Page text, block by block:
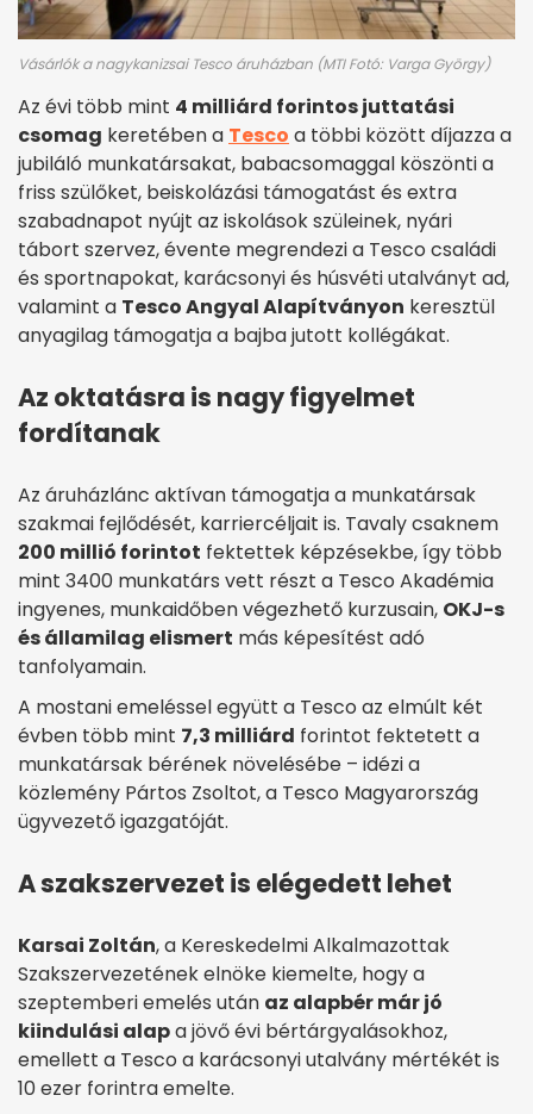
Vásárlók a nagykanizsai Tesco áruházban (MTI Fotó: Varga György)
Az évi több mint 4 milliárd forintos juttatási
csomag keretében a Tesco a többi között díjazza a
jubiláló munkatársakat, babacsomaggal köszönti a
friss szülőket, beiskolázási támogatást és extra
szabadnapot nyújt az iskolások szüleinek, nyári
tábort szervez, évente megrendezi a Tesco családi
és sportnapokat, karácsonyi és húsvéti utalványt ad,
valamint a Tesco Angyal Alapítványon keresztül
anyagilag támogatja a bajba jutott kollégákat.
Az oktatásra is nagy figyelmet
fordítanak
Az áruházlánc aktívan támogatja a munkatársak
szakmai fejlődését, karriercéljait is. Tavaly csaknem
200 millió forintot fektettek képzésekbe, így több
mint 3400 munkatárs vett részt a Tesco Akadémia
ingyenes, munkaidőben végezhető kurzusain, OKJ-s
és államilag elismert más képesítést adó
tanfolyamain.
A mostani emeléssel együtt a Tesco az elmúlt két
évben több mint 7,3 milliárd forintot fektetett a
munkatársak bérének növelésébe – idézi a
közlemény Pártos Zsoltot, a Tesco Magyarország
ügyvezető igazgatóját.
A szakszervezet is elégedett lehet
Karsai Zoltán, a Kereskedelmi Alkalmazottak
Szakszervezetének elnöke kiemelte, hogy a
szeptemberi emelés után az alapbér már jó
kiindulási alapa jövő évi bértárgyalásokhoz,
emellett a Tesco a karácsonyi utalvány mértékét is
10 ezer forintra emelte.